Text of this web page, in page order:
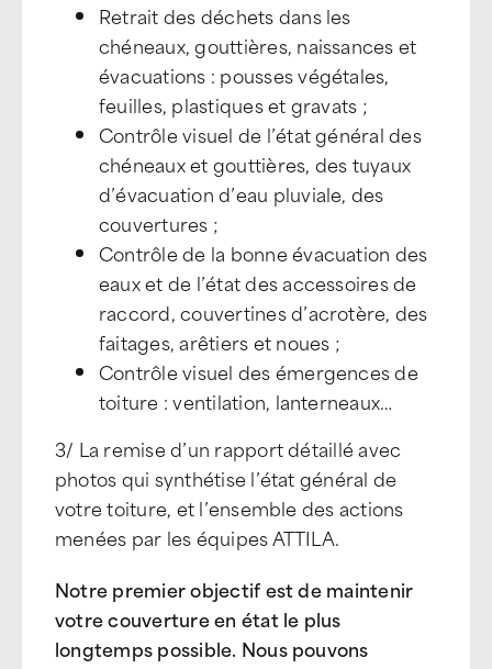
Retrait des déchets dans les
chéneaux, gouttières, naissances et
évacuations : pousses végétales,
feuilles, plastiques et gravats ;
Contrôle visuel de l’état général des
chéneaux et gouttières, des tuyaux
d’évacuation d’eau pluviale, des
couvertures ;
Contrôle de la bonne évacuation des
eaux et de l’état des accessoires de
raccord, couvertines d’acrotère, des
faitages, arêtiers et noues ;
Contrôle visuel des émergences de
toiture : ventilation, lanterneaux…
3/ La remise d’un rapport détaillé avec
photos qui synthétise l’état général de
votre toiture, et l’ensemble des actions
menées par les équipes ATTILA.
Notre premier objectif est de maintenir
votre couverture en état le plus
longtemps possible. Nous pouvons